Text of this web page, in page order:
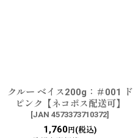
クルー ベイス200g：＃001 ド
ピンク【ネコポス配送可】
[JAN 4573373710372]
1,760円(税込)